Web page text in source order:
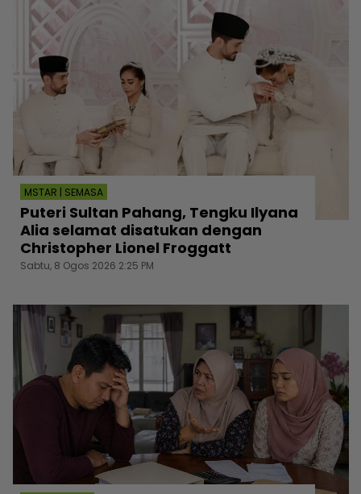
MSTAR | SEMASA
Puteri Sultan Pahang, Tengku Ilyana
Alia selamat disatukan dengan
Christopher Lionel Froggatt
Sabtu, 8 Ogos 2026 2:25 PM